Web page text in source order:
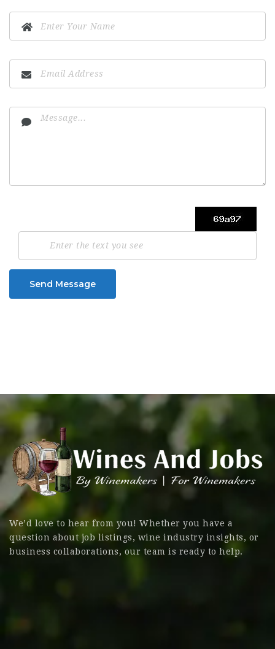
Send Message
We’d love to hear from you! Whether you have a
question about job listings, wine industry insights, or
business collaborations, our team is ready to help.